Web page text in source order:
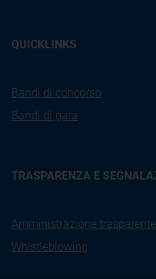
QUICKLINKS
Bandi di concorso
Bandi di gara
TRASPARENZA E
Amministrazione trasparente
Whistleblowing